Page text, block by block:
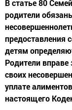
родители
предоставления
детям
Родители вправе
своих
уплате
настоящего